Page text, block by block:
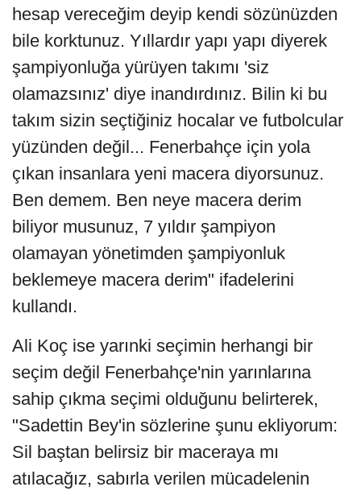
hesap vereceğim deyip kendi sözünüzden
bile korktunuz. Yıllardır yapı yapı diyerek
şampiyonluğa yürüyen takımı 'siz
olamazsınız' diye inandırdınız. Bilin ki bu
takım sizin seçtiğiniz hocalar ve futbolcular
yüzünden değil... Fenerbahçe için yola
çıkan insanlara yeni macera diyorsunuz.
Ben demem. Ben neye macera derim
biliyor musunuz, 7 yıldır şampiyon
olamayan yönetimden şampiyonluk
beklemeye macera derim" ifadelerini
kullandı.
Ali Koç ise yarınki seçimin herhangi bir
seçim değil Fenerbahçe'nin yarınlarına
sahip çıkma seçimi olduğunu belirterek,
"Sadettin Bey'in sözlerine şunu ekliyorum:
Sil baştan belirsiz bir maceraya mı
atılacağız, sabırla verilen mücadelenin